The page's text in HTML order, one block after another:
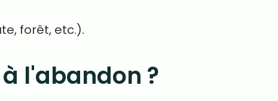
forêt, etc.).
l'abandon ?